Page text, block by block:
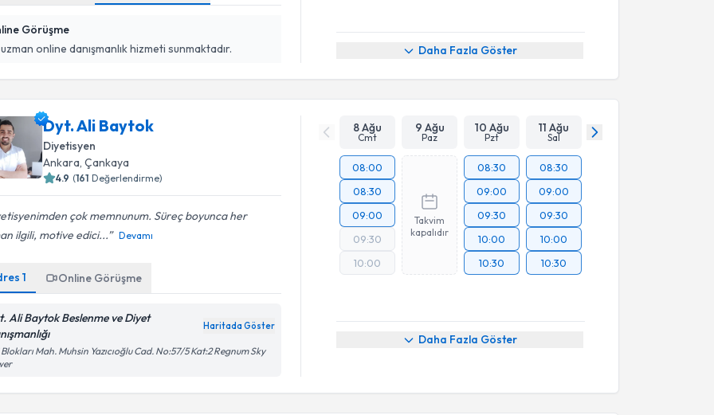
Görüşme
online danışmanlık hizmeti sunmaktadır.
Daha Fazla Göster
Dyt. Ali Baytok
Diyetisyen
Ankara, Çankaya
4.9 (161 Değerlendirme)
çok memnunum. Süreç boyunca her
ilgili, motive edici...
Devamı
1 Online Görüşme
Ali Baytok Beslenme ve Diyet
Haritada Göster
Blokları Mah. Muhsin Yazıcıoğlu Cad. No:57/5 Kat:2 Regnum Sky
8 Ağu
Cmt
9 Ağu
Paz
10 Ağu
Pzt
11 Ağu
Sal
08:00
08:30
09:00
09:30
10:00
Takvim
kapalıdır
08:30
09:00
09:30
10:00
10:30
08:30
09:00
09:30
10:00
10:30
Daha Fazla Göster